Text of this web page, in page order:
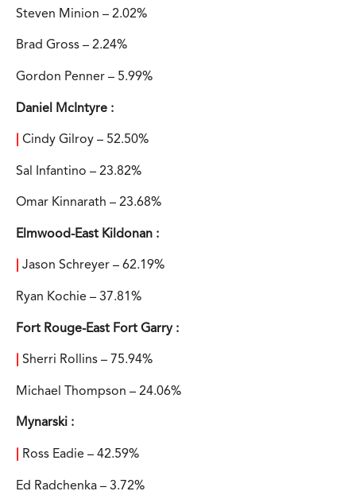
Steven Minion – 2.02%
Brad Gross – 2.24%
Gordon Penner – 5.99%
Daniel McIntyre :
Cindy Gilroy – 52.50%
Sal Infantino – 23.82%
Omar Kinnarath – 23.68%
Elmwood-East Kildonan :
Jason Schreyer – 62.19%
Ryan Kochie – 37.81%
Fort Rouge-East Fort Garry :
Sherri Rollins – 75.94%
Michael Thompson – 24.06%
Mynarski :
Ross Eadie – 42.59%
Ed Radchenka – 3.72%